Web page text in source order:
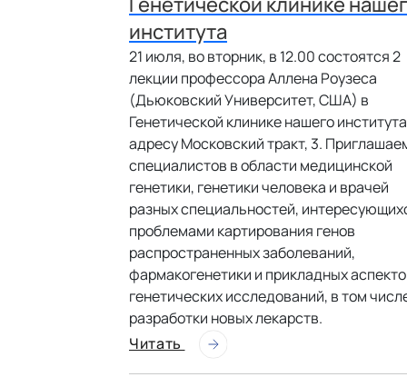
института
21 июля, во вторник, в 12.00 состоятся 2
лекции профессора Аллена Роузеса
(Дьюковский Университет, США) в
Генетической клинике нашего
адресу Московский тракт, 3.
специалистов в области медицинской
генетики, генетики человека и врачей
разных специальностей,
проблемами картирования генов
распространенных заболеваний,
фармакогенетики и прикладных
генетических исследований, в том
разработки новых лекарств.
Читать